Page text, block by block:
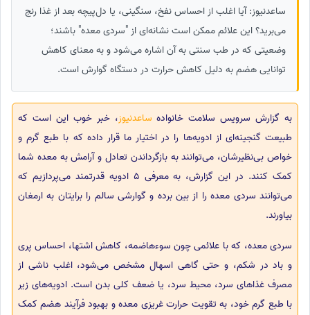
ساعدنیوز: آیا اغلب از احساس نفخ، سنگینی، یا دل‌پیچه بعد از غذا رنج
می‌برید؟ این علائم ممکن است نشانه‌ای از "سردی معده" باشند؛
وضعیتی که در طب سنتی به آن اشاره می‌شود و به معنای کاهش
توانایی هضم به دلیل کاهش حرارت در دستگاه گوارش است.
به گزارش سرویس سلامت خانواده ساعدنیوز، خبر خوب این است که
طبیعت گنجینه‌ای از ادویه‌ها را در اختیار ما قرار داده که با طبع گرم و
خواص بی‌نظیرشان، می‌توانند به بازگرداندن تعادل و آرامش به معده شما
کمک کنند. در این گزارش، به معرفی 5 ادویه قدرتمند می‌پردازیم که
می‌توانند سردی معده را از بین برده و گوارشی سالم را برایتان به ارمغان
بیاورند.
سردی معده، که با علائمی چون سوءهاضمه، کاهش اشتها، احساس پری
و باد در شکم، و حتی گاهی اسهال مشخص می‌شود، اغلب ناشی از
مصرف غذاهای سرد، محیط سرد، یا ضعف کلی بدن است. ادویه‌های زیر
با طبع گرم خود، به تقویت حرارت غریزی معده و بهبود فرآیند هضم کمک